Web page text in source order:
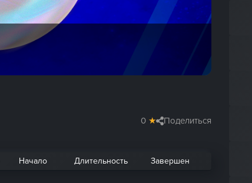
0 ★ Поделиться
Начало Длительность Завершен